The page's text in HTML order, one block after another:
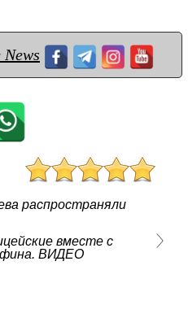
распространяли
вместе с
ВИДЕО